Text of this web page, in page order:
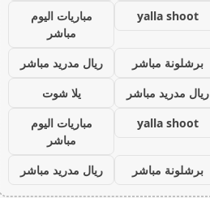
yalla shoot
مباريات اليوم
مباشر
برشلونة مباشر
ريال مدريد مباشر
ريال مدريد مباشر
يلا شوت
yalla shoot
مباريات اليوم
مباشر
برشلونة مباشر
ريال مدريد مباشر